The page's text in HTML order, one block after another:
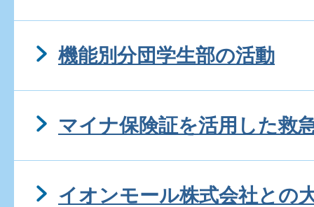
機能別分団学生部の活動
マイナ保険証を活用した救
イオンモール株式会社との